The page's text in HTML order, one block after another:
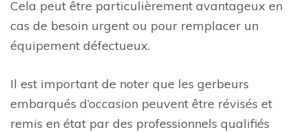
Cela peut être particulièrement avantageux en
cas de besoin urgent ou pour remplacer un
équipement défectueux.
Il est important de noter que les gerbeurs
embarqués d’occasion peuvent être révisés et
remis en état par des professionnels qualifiés